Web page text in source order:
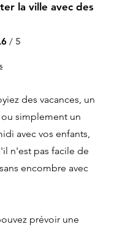
la ville avec des
/ 5
des vacances, un
simplement un
avec vos enfants,
n'est pas facile de
encombre avec
prévoir une